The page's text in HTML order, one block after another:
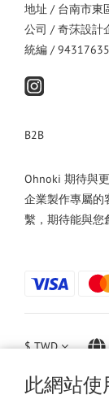
此網站使
地址 / 台南市東
公司 / 奇莯設計
統編 / 94317635
B2B
Ohnoki 期待與
企業製作專屬的
繫，期待能與您
$ TWD